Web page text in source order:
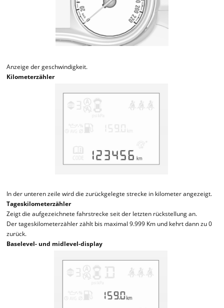
Anzeige der geschwindigkeit.
Kilometerzähler
In der unteren zeile wird die zurückgelegte strecke in kilometer angezeigt.
Tageskilometerzähler
Zeigt die aufgezeichnete fahrstrecke seit der letzten rückstellung an.
Der tageskilometerzähler zählt bis maximal 9.999 Km und kehrt dann zu 0
zurück.
Baselevel- und midlevel-display